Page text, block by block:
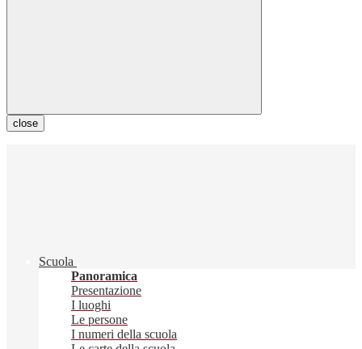
close
Scuola
Panoramica
Presentazione
I luoghi
Le persone
I numeri della scuola